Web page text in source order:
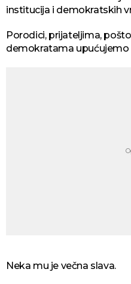
institucija i demokratskih
Porodici, prijateljima,
demokratama upućujemo
Neka mu je večna slava.